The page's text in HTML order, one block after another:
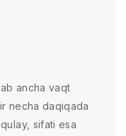
ancha vaqt
necha daqiqada
sifati esa